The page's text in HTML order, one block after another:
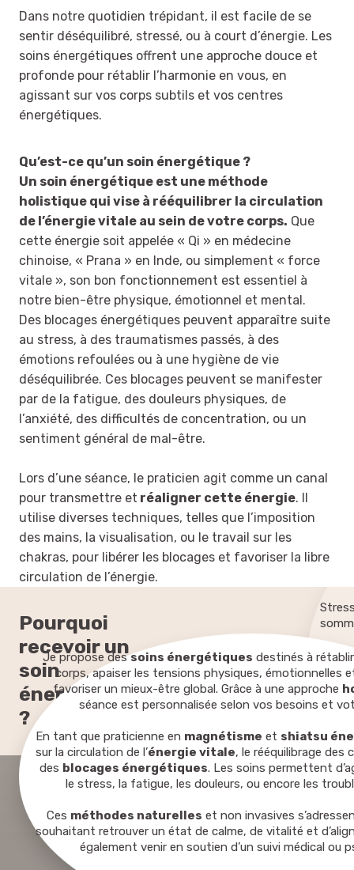
Dans notre quotidien trépidant, il est facile de se
sentir déséquilibré, stressé, ou à court d’énergie. Les
soins énergétiques offrent une approche douce et
profonde pour rétablir l’harmonie en vous, en
agissant sur vos corps subtils et vos centres
énergétiques.
Qu’est-ce qu’un soin énergétique ?
Un soin énergétique est une méthode
holistique qui vise à rééquilibrer la circulation
de l’énergie vitale au sein de votre corps. Que
cette énergie soit appelée « Qi » en médecine
chinoise, « Prana » en Inde, ou simplement « force
vitale », son bon fonctionnement est essentiel à
notre bien-être physique, émotionnel et mental.
Des blocages énergétiques peuvent apparaître suite
au stress, à des traumatismes passés, à des
émotions refoulées ou à une hygiène de vie
déséquilibrée. Ces blocages peuvent se manifester
par de la fatigue, des douleurs physiques, de
l’anxiété, des difficultés de concentration, ou un
sentiment général de mal-être.
Lors d’une séance, le praticien agit comme un canal
pour transmettre et réaligner cette énergie. Il
utilise diverses techniques, telles que l’imposition
des mains, la visualisation, ou le travail sur les
chakras, pour libérer les blocages et favoriser la libre
circulation de l’énergie.
Pourquoi
recevoir un
soin
énergétique
?
Je propose dessoins énergétiques destinés à rétablir
corps, apaiser les tensions physiques, émotionnelles
favoriser un mieux-être global. Grâce à une approche
séance est personnalisée selon vos besoins et
En tant que praticienne en magnétisme et shiatsu
sur la circulation de l’énergie vitale, le rééquilibrage des
des blocages énergétiques. Les soins permettent
le stress, la fatigue, les douleurs, ou encore les
Ces méthodes naturelles et non invasives
souhaitant retrouver un état de calme, de vitalité et
également venir en soutien d’un suivi médical ou